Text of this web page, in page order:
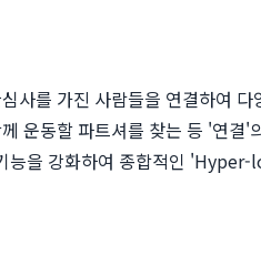
사를 가진 사람들을 연결하여
운동할 파트셔를 찾는 등 '연
을 강화하여 종합적인